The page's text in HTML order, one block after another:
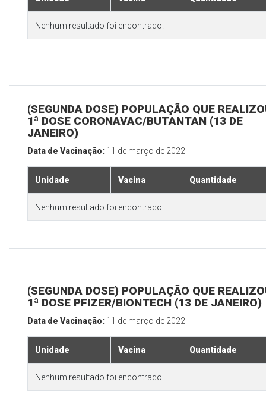
Nenhum resultado foi encontrado.
(SEGUNDA DOSE) POPULAÇÃO QUE
1ª DOSE CORONAVAC/BUTANTAN (13 DE
JANEIRO)
Data de Vacinação: 11 de março de 2022
Unidade Vacina Quantidade
Nenhum resultado foi encontrado.
(SEGUNDA DOSE) POPULAÇÃO QUE
1ª DOSE PFIZER/BIONTECH (13 DE JANEIRO)
Data de Vacinação: 11 de março de 2022
Unidade Vacina Quantidade
Nenhum resultado foi encontrado.